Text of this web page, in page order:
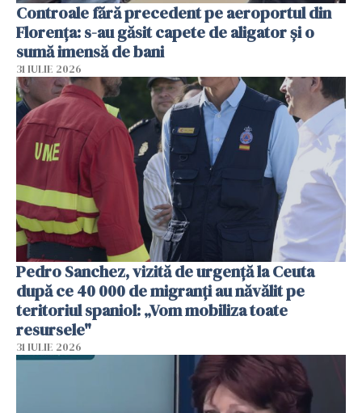
Controale fără precedent pe aeroportul din
Florența: s-au găsit capete de aligator și o
sumă imensă de bani
31 IULIE 2026
Pedro Sanchez, vizită de urgență la Ceuta
după ce 40 000 de migranți au năvălit pe
teritoriul spaniol: „Vom mobiliza toate
resursele"
31 IULIE 2026